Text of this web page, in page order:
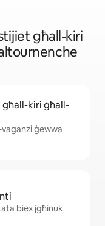
għall-kiri
kiri għall-
ġewwa
biex jgħinuk